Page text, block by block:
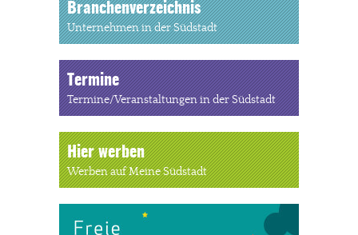
Branchenverzeichnis
Unternehmen in der Südstadt
Termine
Termine/Veranstaltungen in der Südstadt
Hier werben
Werben auf Meine Südstadt